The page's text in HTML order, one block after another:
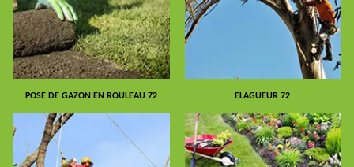
POSE DE GAZON EN ROULEAU 72 ELAGUEUR 72